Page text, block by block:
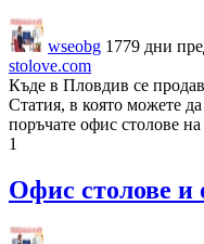
wseobg 1779 дни
stolove.com
Къде в Пловдив се
Статия, в която можете
поръчате офис столове
1
Офис столове и